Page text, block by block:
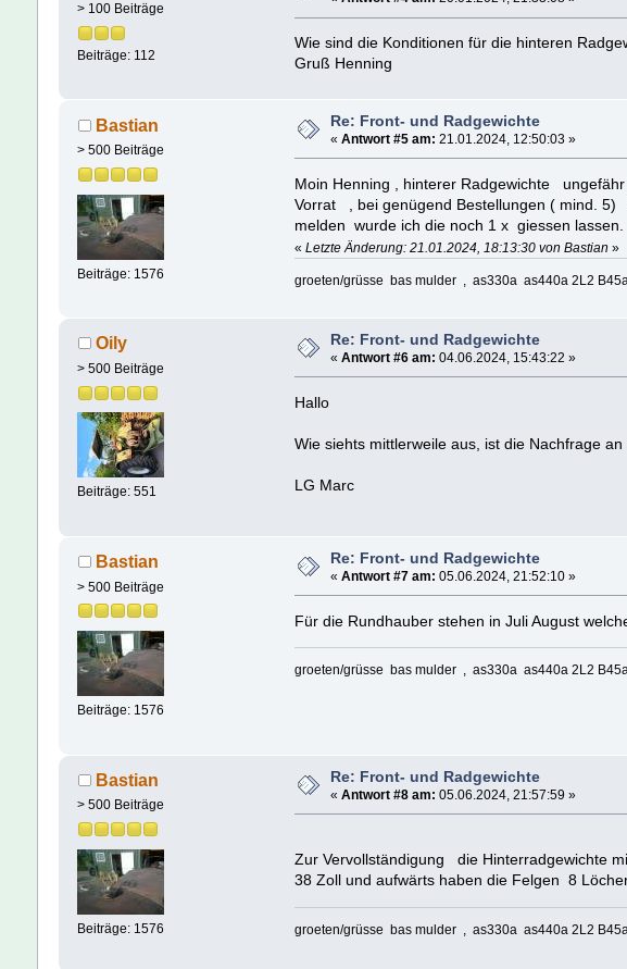
> 100 Beiträge
Beiträge: 112
Wie sind die Konditionen für die hinteren
Gruß Henning
Bastian
> 500 Beiträge
Beiträge: 1576
Re: Front- und Radgewichte
« Antwort #5 am: 21.01.2024, 12:50:03 »
Moin Henning , hinterer Radgewichte
Vorrat , bei genügend Bestellungen ( mind.
melden wurde ich die noch 1 x giessen lassen.
«Letzte Änderung: 21.01.2024, 18:13:30 von Bastian »
groeten/grüsse bas mulder , as330a as440a 2L2 B45a
Oily
> 500 Beiträge
Beiträge: 551
Re: Front- und Radgewichte
« Antwort #6 am: 04.06.2024, 15:43:22 »
Hallo
Wie siehts mittlerweile aus, ist die Nachfrage
LG Marc
Bastian
> 500 Beiträge
Beiträge: 1576
Re: Front- und Radgewichte
« Antwort #7 am: 05.06.2024, 21:52:10 »
Für die Rundhauber stehen in Juli August
groeten/grüsse bas mulder , as330a as440a 2L2 B45a
Bastian
> 500 Beiträge
Beiträge: 1576
Re: Front- und Radgewichte
« Antwort #8 am: 05.06.2024, 21:57:59 »
Zur Vervollständigung die Hinterradgewichte
38 Zoll und aufwärts haben die Felgen 8
groeten/grüsse bas mulder , as330a as440a 2L2 B45a